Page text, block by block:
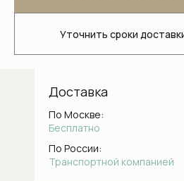
Стаканы и держатели для
щеток
Душевые системы
Боковые форсунки
Уточнить сроки
Доставка
По Москве:
Бесплатно
По России:
Транспортной компанией